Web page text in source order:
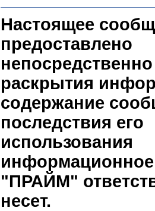
Настоящее
предоставлено
раскрытия
содержание
последствия его
использования
информационное
"ПРАЙМ"
несет.